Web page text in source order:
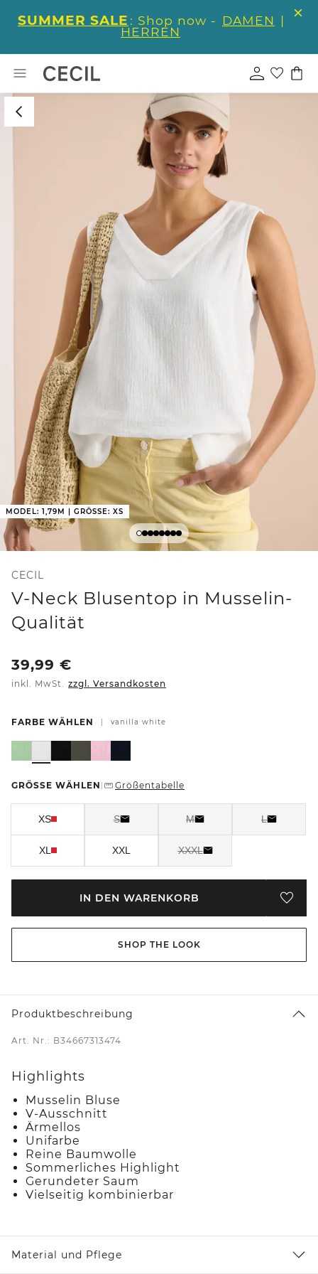
SUMMER SALE : Shop now - DAMEN |
HERREN
MODEL: 1,79M | GRÖSSE: XS
CECIL
V-Neck Blusentop in Musselin-
Qualität
39,99 €
inkl. MwSt. zzgl. Versandkosten
FARBE WÄHLEN vanilla white
GRÖSSE WÄHLEN Größentabelle
XS S M L
XL XXL XXXL
IN DEN WARENKORB
SHOP THE LOOK
Produktbeschreibung
Art. Nr.: B34667313474
Highlights
Musselin Bluse
V-Ausschnitt
Ärmellos
Unifarbe
Reine Baumwolle
Sommerliches Highlight
Gerundeter Saum
Vielseitig kombinierbar
Material und Pflege